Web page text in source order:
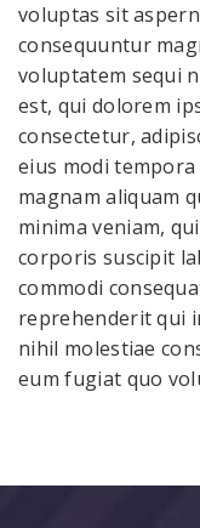
voluptas sit
consequuntur
voluptatem sequi
est, qui dolorem
consectetur,
eius modi
magnam aliquam
minima veniam,
corporis suscipit
commodi
reprehenderit qui
nihil molestiae
eum fugiat quo